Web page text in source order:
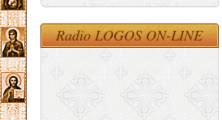
Radio LOGOS ON-LINE